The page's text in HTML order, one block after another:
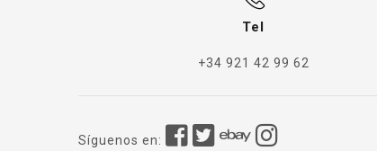
Tel
+34 921 42 99 62
Síguenos en: